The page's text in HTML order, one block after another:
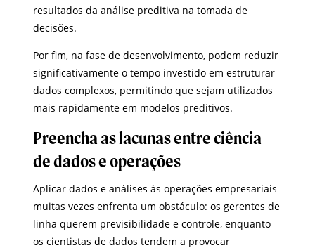
resultados da análise preditiva na tomada de
decisões.
Por fim, na fase de desenvolvimento, podem reduzir
significativamente o tempo investido em estruturar
dados complexos, permitindo que sejam utilizados
mais rapidamente em modelos preditivos.
Preencha as lacunas entre ciência
de dados e operações
Aplicar dados e análises às operações empresariais
muitas vezes enfrenta um obstáculo: os gerentes de
linha querem previsibilidade e controle, enquanto
os cientistas de dados tendem a provocar